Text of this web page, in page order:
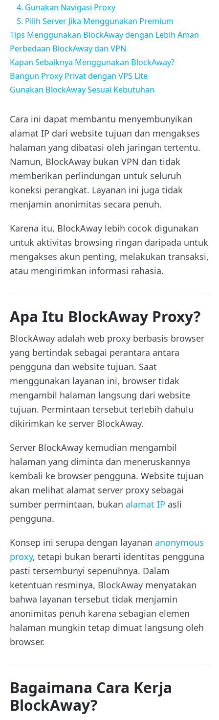
4. Gunakan Navigasi Proxy
5. Pilih Server Jika Menggunakan Premium
Tips Menggunakan BlockAway dengan Lebih Aman
Perbedaan BlockAway dan VPN
Kapan Sebaiknya Menggunakan BlockAway?
Bangun Proxy Privat dengan VPS Lite
Gunakan BlockAway Sesuai Kebutuhan
Cara ini dapat membantu menyembunyikan
alamat IP dari website tujuan dan mengakses
halaman yang dibatasi oleh jaringan tertentu.
Namun, BlockAway bukan VPN dan tidak
memberikan perlindungan untuk seluruh
koneksi perangkat. Layanan ini juga tidak
menjamin anonimitas secara penuh.
Karena itu, BlockAway lebih cocok digunakan
untuk aktivitas browsing ringan daripada untuk
mengakses akun penting, melakukan transaksi,
atau mengirimkan informasi rahasia.
Apa Itu BlockAway Proxy?
BlockAway adalah web proxy berbasis browser
yang bertindak sebagai perantara antara
pengguna dan website tujuan. Saat
menggunakan layanan ini, browser tidak
mengambil halaman langsung dari website
tujuan. Permintaan tersebut terlebih dahulu
dikirimkan ke server BlockAway.
Server BlockAway kemudian mengambil
halaman yang diminta dan meneruskannya
kembali ke browser pengguna. Website tujuan
akan melihat alamat server proxy sebagai
sumber permintaan, bukan alamat IP asli
pengguna.
Konsep ini serupa dengan layanan anonymous
proxy, tetapi bukan berarti identitas pengguna
pasti tersembunyi sepenuhnya. Dalam
ketentuan resminya, BlockAway menyatakan
bahwa layanan tersebut tidak menjamin
anonimitas penuh karena sebagian elemen
halaman mungkin tetap dimuat langsung oleh
browser.
Bagaimana Cara Kerja
BlockAway?